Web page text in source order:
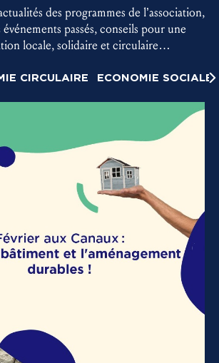
des programmes de l’association,
passés, conseils pour une
locale, solidaire et circulaire…
CIRCULAIRE ECONOMIE SOCIALE